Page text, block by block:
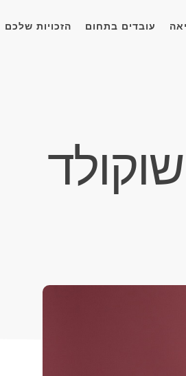
עובדים בתחום הזכויות שלכם